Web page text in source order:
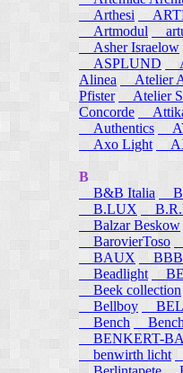
Arthesi
Artmodul
Asher Israelow
ASPLUND
Alinea
Atelier
Pfister
Atelier
Concorde
Authentics
Axo Light
B
B&B Italia
B.LUX
Balzar Beskow
BarovierToso
BAUX
BBB
Beadlight
Beek collection
Bellboy
Bench
BENKERT-
benwirth licht